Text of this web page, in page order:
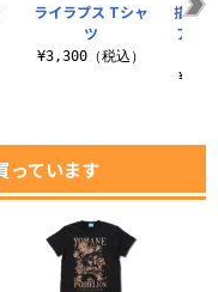
ライラプス Tシャ
ツ
¥3,300（税込）
描き
アク
っています